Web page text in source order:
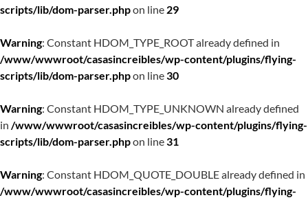
scripts/lib/dom-parser.phpon line 29
Warning: Constant HDOM_TYPE_ROOT already defined in
/www/wwwroot/casasincreibles/wp-content/plugins/flying-
scripts/lib/dom-parser.phpon line30
Warning: Constant HDOM_TYPE_UNKNOWN already defined
in /www/wwwroot/casasincreibles/wp-content/plugins/flying-
scripts/lib/dom-parser.phpon line31
Warning: Constant HDOM_QUOTE_DOUBLE already defined in
/www/wwwroot/casasincreibles/wp-content/plugins/flying-